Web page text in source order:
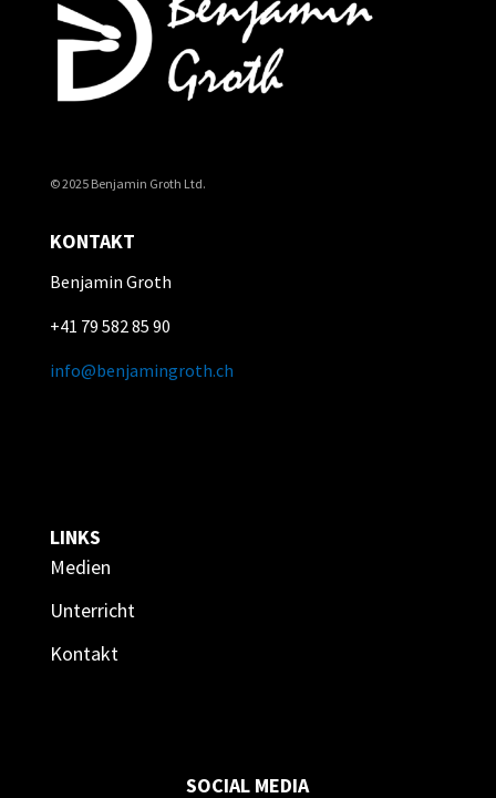
© 2025 Benjamin Groth Ltd.
KONTAKT
Benjamin Groth
+41 79 582 85 90
info@benjamingroth.ch
LINKS
Medien
Unterricht
Kontakt
SOCIAL MEDIA